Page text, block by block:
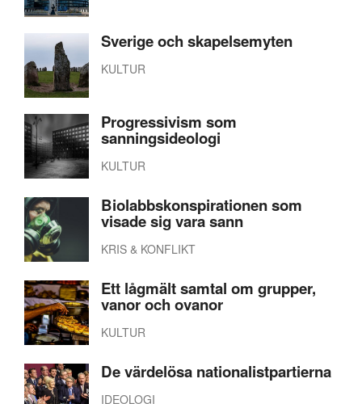
Sverige och skapelsemyten
KULTUR
Progressivism som
sanningsideologi
KULTUR
Biolabbskonspirationen som
visade sig vara sann
KRIS & KONFLIKT
Ett lågmält samtal om grupper,
vanor och ovanor
KULTUR
De värdelösa nationalistpartierna
IDEOLOGI